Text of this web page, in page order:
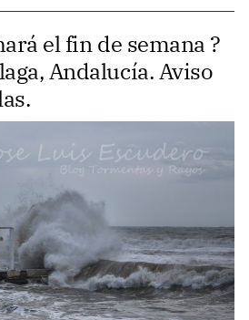
el fin de semana ?
Andalucía. Aviso